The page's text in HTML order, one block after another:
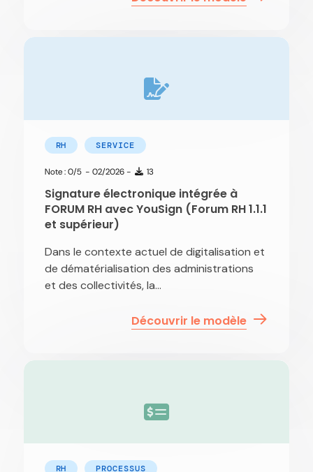
RH SERVICE
Note : 0/5 - 02/2026 - 13
Signature électronique intégrée à
FORUM RH avec YouSign (Forum RH 1.1.1
et supérieur)
Dans le contexte actuel de digitalisation et
de dématérialisation des administrations
et des collectivités, la...
Découvrir le modèle
RH PROCESSUS